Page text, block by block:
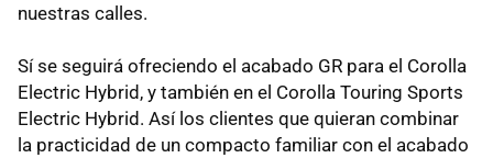
nuestras calles.
Sí se seguirá ofreciendo el acabado GR para el Corolla
Electric Hybrid, y también en el Corolla Touring Sports
Electric Hybrid. Así los clientes que quieran combinar
la practicidad de un compacto familiar con el acabado